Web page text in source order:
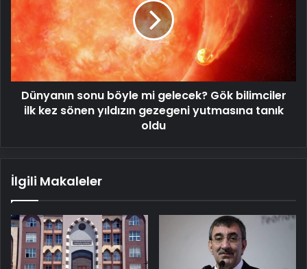
mi
gelecek?
Gök
bilimciler
ilk
kez
sönen
yıldızın
Dünyanın sonu böyle mi gelecek? Gök bilimciler
ilk kez sönen yıldızın gezegeni yutmasına tanık
oldu
İlgili Makaleler